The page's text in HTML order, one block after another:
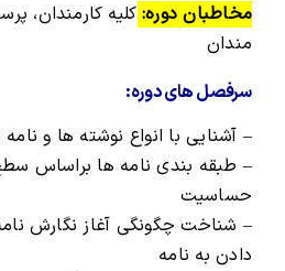
مخاطبان دوره: کلیه کارمندان،
مندان
سرفصل های دوره:
– آشنایی با انواع نوشته ها و
– طبقه بندی نامه ها براساس
حساسیت
– شناخت چگونگی آغاز نگارش
دادن به نامه